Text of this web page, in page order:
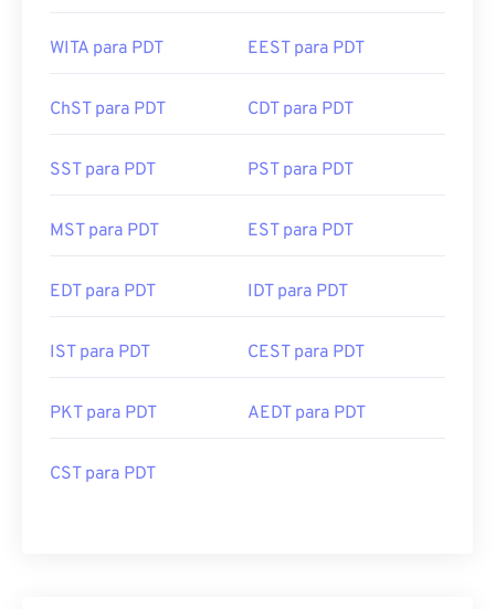
WITA para PDT EEST para PDT
ChST para PDT CDT para PDT
SST para PDT PST para PDT
MST para PDT EST para PDT
EDT para PDT IDT para PDT
IST para PDT CEST para PDT
PKT para PDT AEDT para PDT
CST para PDT